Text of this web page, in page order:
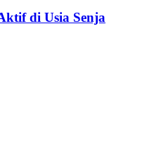
di Usia Senja